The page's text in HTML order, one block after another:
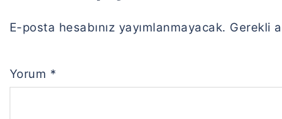
E-posta hesabınız yayımlanmayacak. Gerekli
Yorum *